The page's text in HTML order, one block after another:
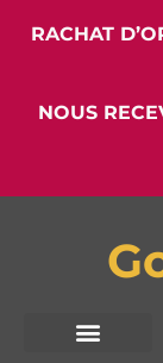
RACHAT
NOUS